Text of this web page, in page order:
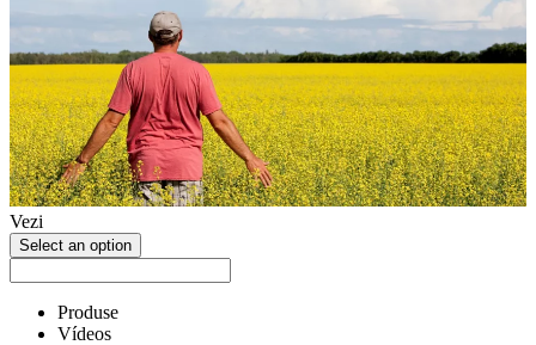
Vezi
Select an option
Produse
Vídeos